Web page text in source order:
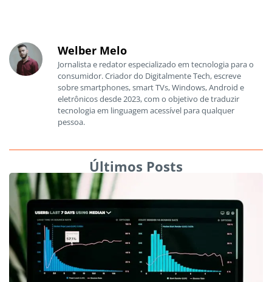
Welber Melo
Jornalista e redator especializado em tecnologia para o
consumidor. Criador do Digitalmente Tech, escreve
sobre smartphones, smart TVs, Windows, Android e
eletrônicos desde 2023, com o objetivo de traduzir
tecnologia em linguagem acessível para qualquer
pessoa.
Últimos Posts